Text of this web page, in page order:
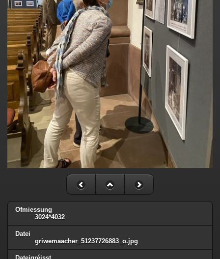
Ofmiessung
3024*4032
Datei
griwemaacher_51237726883_o.jpg